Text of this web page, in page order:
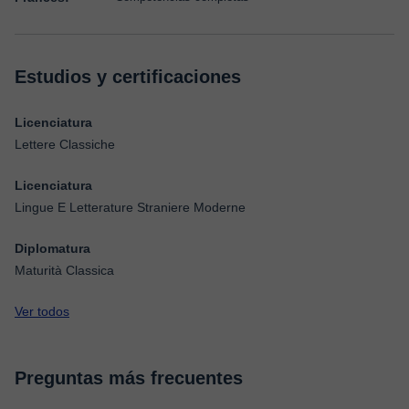
Estudios y certificaciones
Licenciatura
Lettere Classiche
Licenciatura
Lingue E Letterature Straniere Moderne
Diplomatura
Maturità Classica
Ver todos
Preguntas más frecuentes